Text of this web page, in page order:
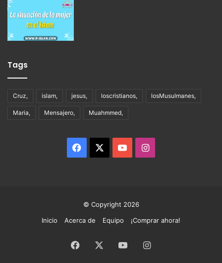
Tags
Cruz, islam, jesus, loscristianos, losMusulmanes,
Maria, Mensajero, Muahmmed,
Facebook YouTubeInstagram
© Copyright 2026
Inicio
Acerca de Equipo ¡Comprar ahora!
Facebook YouTubeInstagram